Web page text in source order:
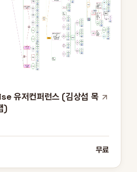
유저컨퍼런스 (김상섭 목
)
무료